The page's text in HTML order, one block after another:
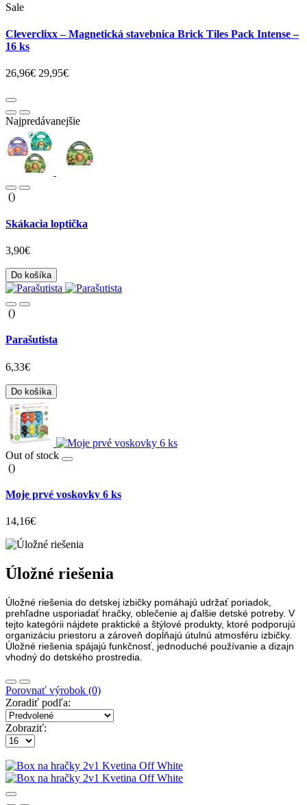
Sale
Cleverclixx – Magnetická stavebnica Brick Tiles Pack Intense –
16 ks
26,96€ 29,95€
Najpredávanejšie
()
Skákacia loptička
3,90€
Do košíka
()
Parašutista
6,33€
Do košíka
Out of stock
()
Moje prvé voskovky 6 ks
14,16€
Úložné riešenia
Úložné riešenia do detskej izbičky pomáhajú udržať poriadok,
prehľadne usporiadať hračky, oblečenie aj ďalšie detské potreby. V
tejto kategórii nájdete praktické a štýlové produkty, ktoré podporujú
organizáciu priestoru a zároveň dopĺňajú útulnú atmosféru izbičky.
Úložné riešenia spájajú funkčnosť, jednoduché používanie a dizajn
vhodný do detského prostredia.
Porovnať výrobok (0)
Zoradiť podľa:
Zobraziť: